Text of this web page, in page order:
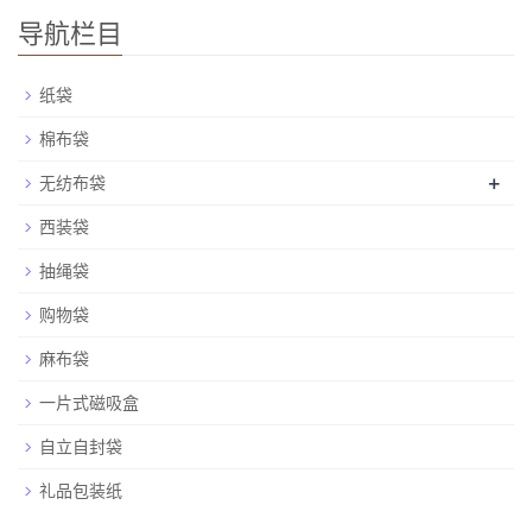
导航栏目
纸袋
棉布袋
无纺布袋
+
西装袋
抽绳袋
购物袋
麻布袋
一片式磁吸盒
自立自封袋
礼品包装纸